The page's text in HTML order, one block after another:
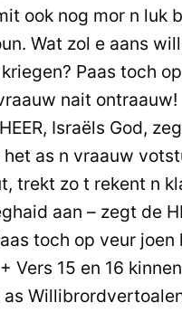
ook nog mor n luk
Wat zol e aans
Paas toch
nait ontraauw!
Israëls God,
as n vraauw
trekt zo t rekent n
aan – zegt de
toch op veur
Vers 15 en 16